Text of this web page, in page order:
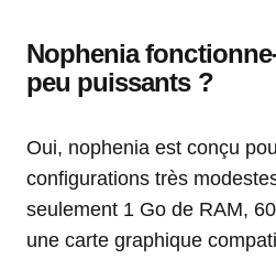
Nophenia
peu puissants ?
Oui, nophenia est conçu
configurations très
seulement 1 Go de RAM,
une carte graphique